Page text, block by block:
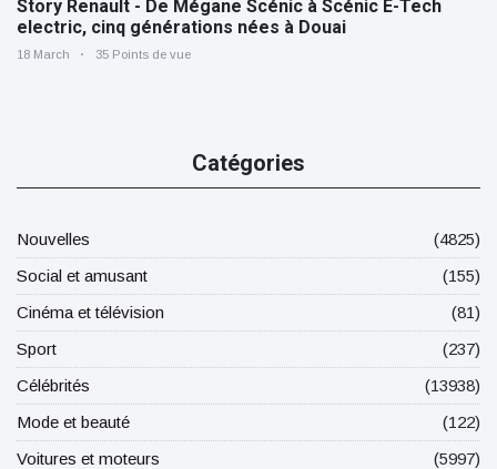
Story Renault - De Mégane Scénic à Scénic E-Tech
electric, cinq générations nées à Douai
18 March 35 Points de vue
Catégories
Nouvelles
(4825)
Social et amusant
(155)
Cinéma et télévision
(81)
Sport
(237)
Célébrités
(13938)
Mode et beauté
(122)
Voitures et moteurs
(5997)